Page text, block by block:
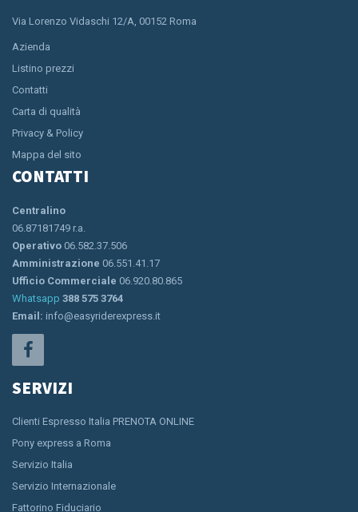
Via Lorenzo Vidaschi 12/A, 00152 Roma
Azienda
Listino prezzi
Contatti
Carta di qualità
Privacy & Policy
Mappa del sito
CONTATTI
Centralino
06.87181749 r.a.
Operativo 06.582.37.506
Amministrazione 06.551.41.17
Ufficio Commerciale 06.920.80.865
Whatsapp 388 575 3764
Email: info@easyriderexpress.it
SERVIZI
Clienti Espresso Italia PRENOTA ONLINE
Pony express a Roma
Servizio Italia
Servizio Internazionale
Fattorino Fiduciario